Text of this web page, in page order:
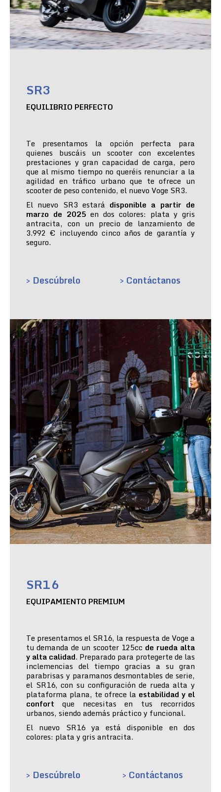
SR3
EQUILIBRIO PERFECTO
Te presentamos la opción perfecta para
quienes buscáis un scooter con excelentes
prestaciones y gran capacidad de carga, pero
que al mismo tiempo no queréis renunciar a la
agilidad en tráfico urbano que te ofrece un
scooter de peso contenido, el nuevo Voge SR3.
El nuevo SR3 estará disponible a partir de
marzo de 2025 en dos colores: plata y gris
antracita, con un precio de lanzamiento de
3.992 € incluyendo cinco años de garantía y
seguro.
> Descúbrelo > Contáctanos
SR16
EQUIPAMIENTO PREMIUM
Te presentamos el SR16, la respuesta de Voge a
tu demanda de un scooter 125cc de rueda alta
y alta calidad. Preparado para protegerte de las
inclemencias del tiempo gracias a su gran
parabrisas y paramanos desmontables de serie,
el SR16, con su configuración de rueda alta y
plataforma plana, te ofrece la estabilidad y el
confort que necesitas en tus recorridos
urbanos, siendo además práctico y funcional.
El nuevo SR16 ya está disponible en dos
colores: plata y gris antracita.
> Descúbrelo > Contáctanos